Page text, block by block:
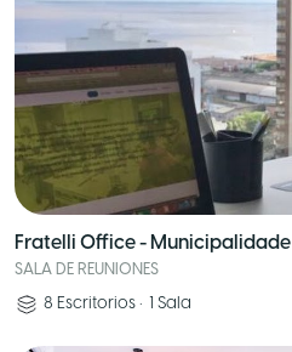
Fratelli Office - Municipalidade
SALA DE REUNIONES
8 Escritorios • 1 Sala